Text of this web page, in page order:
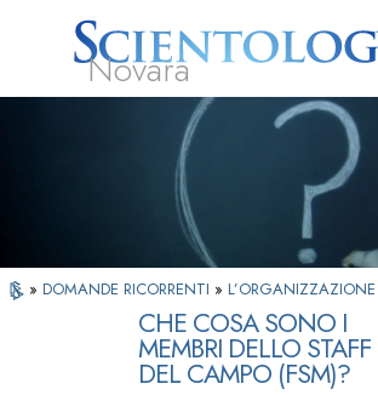
Novara
Che cos’è
Scientology?
Ministri
Volontari
» DOMANDE RICORRENTI »
CHE COSA SONO I
MEMBRI DELLO STAFF
DEL CAMPO (FSM)?